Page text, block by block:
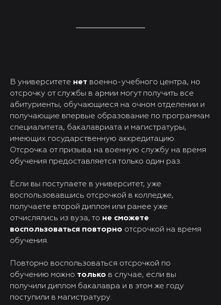
В университете нет военно-учебного центра, но
отсрочку от службы в армии могут получить все
абитуриенты, обучающиеся на очном отделении и
получающие впервые образование по программам
специалитета, бакалавриата и магистратуры,
имеющих государственную аккредитацию.
Отсрочка от призыва на военную службу на время
обучения предоставляется только один раз.
Если вы поступаете в университет, уже
воспользовавшись отсрочкой в колледже,
получаете второй диплом или ранее уже
отчислялись из вуза, то не сможете
воспользоваться повторно отсрочкой на время
обучения.
Повторно воспользоваться отсрочкой по
обучению можно только в случае, если вы
получили диплом бакалавра и в этом же году
поступили в магистратуру.